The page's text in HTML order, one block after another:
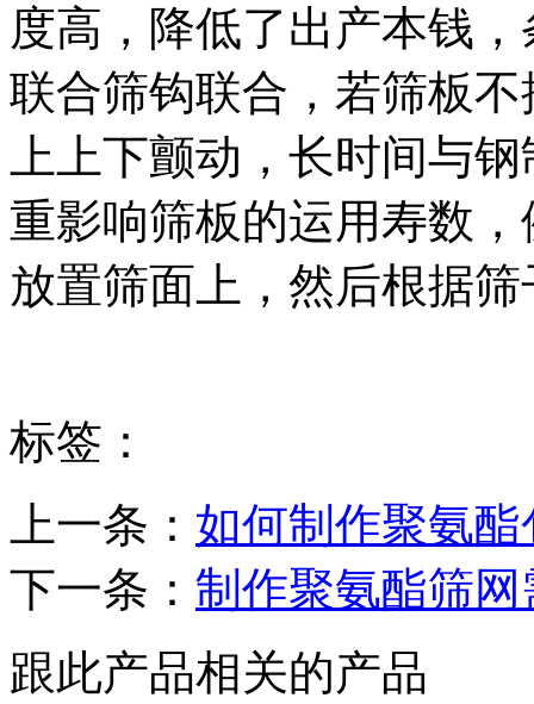
度高，降低了出产本钱
联合筛钩联合，若筛板
上上下颤动，长时间与
重影响筛板的运用寿数
放置筛面上，然后根据
标签：
上一条： 如何制作聚氨
下一条： 制作聚氨酯筛
跟此产品相关的产品